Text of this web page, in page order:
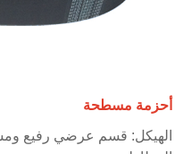
أحزمة مسطحة
الهيكل: قسم عرضي رفيع